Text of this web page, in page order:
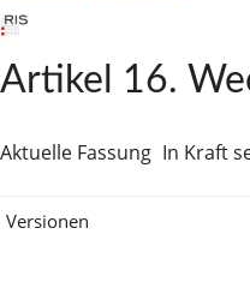
Artikel 16.
Aktuelle Fassung In Kraft
Versionen